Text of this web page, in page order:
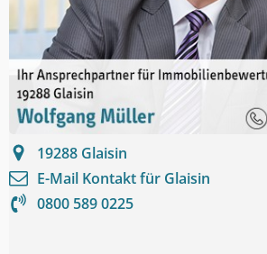
19288 Glaisin
E-Mail Kontakt für Glaisin
0800 589 0225